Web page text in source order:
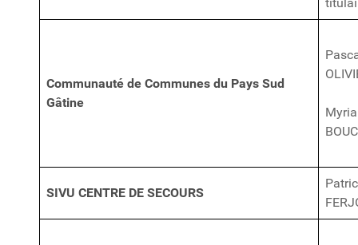
Communauté de Communes du Pays Sud
Gâtine
SIVU CENTRE DE SECOURS